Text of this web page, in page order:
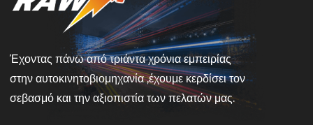
Έχοντας πάνω από τριάντα χρόνια εμπειρίας
στην αυτοκινητοβιομηχανία ,έχουμε κερδίσει τον
σεβασμό και την αξιοπιστία των πελατών μας.